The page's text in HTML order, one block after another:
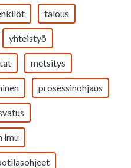
talous
yhteistyö
metsitys
prosessinohjaus
imu